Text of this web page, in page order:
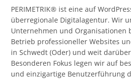
PERIMETRIK® ist eine auf
überregionale Digitalagentur. Wir
Unternehmen und Organisationen
Betrieb professioneller Websites
in Schwedt (Oder) und weit
Besonderen Fokus legen wir auf
und einzigartige Benutzerführung